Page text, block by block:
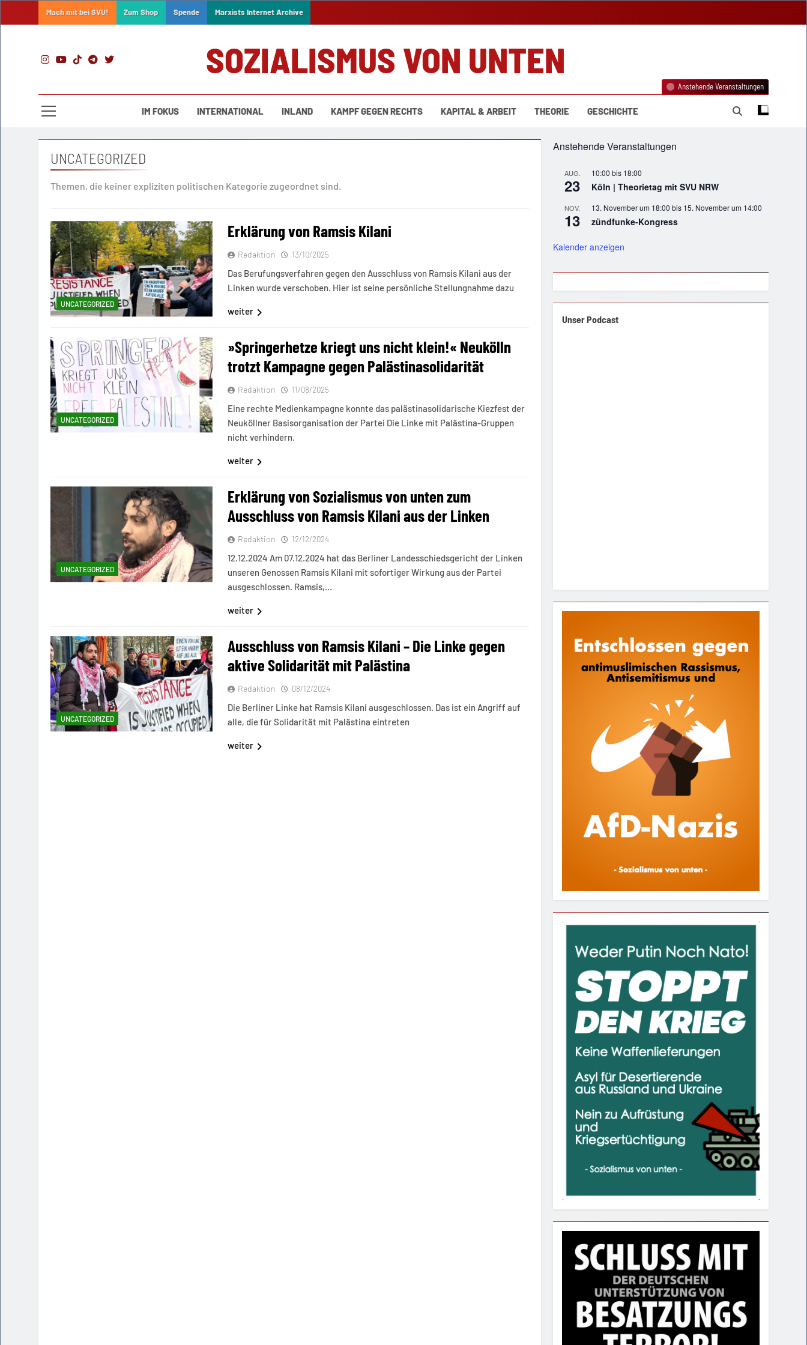
Mach mit bei SVU! Zum Shop Spende Marxists Internet Archive
SOZIALISMUS VON UNTEN
IM FOKUS INTERNATIONAL INLAND KAMPF GEGEN RECHTS KAPITAL & ARBEIT THEORIE GESCHICHTE
Anstehende Veranstaltungen
UNCATEGORIZED
Themen, die keiner expliziten politischen Kategorie zugeordnet sind.
UNCATEGORIZED
Erklärung von Ramsis Kilani
Redaktion 13/10/2025
Das Berufungsverfahren gegen den Ausschluss von Ramsis Kilani aus der
Linken wurde verschoben. Hier ist seine persönliche Stellungnahme dazu
weiter
UNCATEGORIZED
»Springerhetze kriegt uns nicht klein!« Neukölln
trotzt Kampagne gegen Palästinasolidarität
Redaktion 11/08/2025
Eine rechte Medienkampagne konnte das palästinasolidarische Kiezfest der
Neuköllner Basisorganisation der Partei Die Linke mit Palästina-Gruppen
nicht verhindern.
weiter
UNCATEGORIZED
Erklärung von Sozialismus von unten zum
Ausschluss von Ramsis Kilani aus der Linken
Redaktion 12/12/2024
12.12.2024 Am 07.12.2024 hat das Berliner Landesschiedsgericht der Linken
unseren Genossen Ramsis Kilani mit sofortiger Wirkung aus der Partei
ausgeschlossen. Ramsis,…
weiter
UNCATEGORIZED
Ausschluss von Ramsis Kilani – Die Linke gegen
aktive Solidarität mit Palästina
Redaktion 08/12/2024
Die Berliner Linke hat Ramsis Kilani ausgeschlossen. Das ist ein Angriff auf
alle, die für Solidarität mit Palästina eintreten
weiter
Anstehende Veranstaltungen
AUG.
23
10:00 bis 18:00
Köln | Theorietag mit SVU NRW
NOV.
13
13. November um 18:00 bis 15. November um 14:00
zündfunke-Kongress
Kalender anzeigen
Unser Podcast